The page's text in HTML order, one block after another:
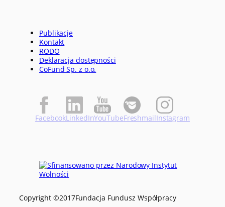
Publikacje
Kontakt
RODO
Deklaracja dostępności
CoFund Sp. z o.o.
FacebookLinkedInYouTubeFreshmailInstagram
Copyright ©2017Fundacja Fundusz Współpracy